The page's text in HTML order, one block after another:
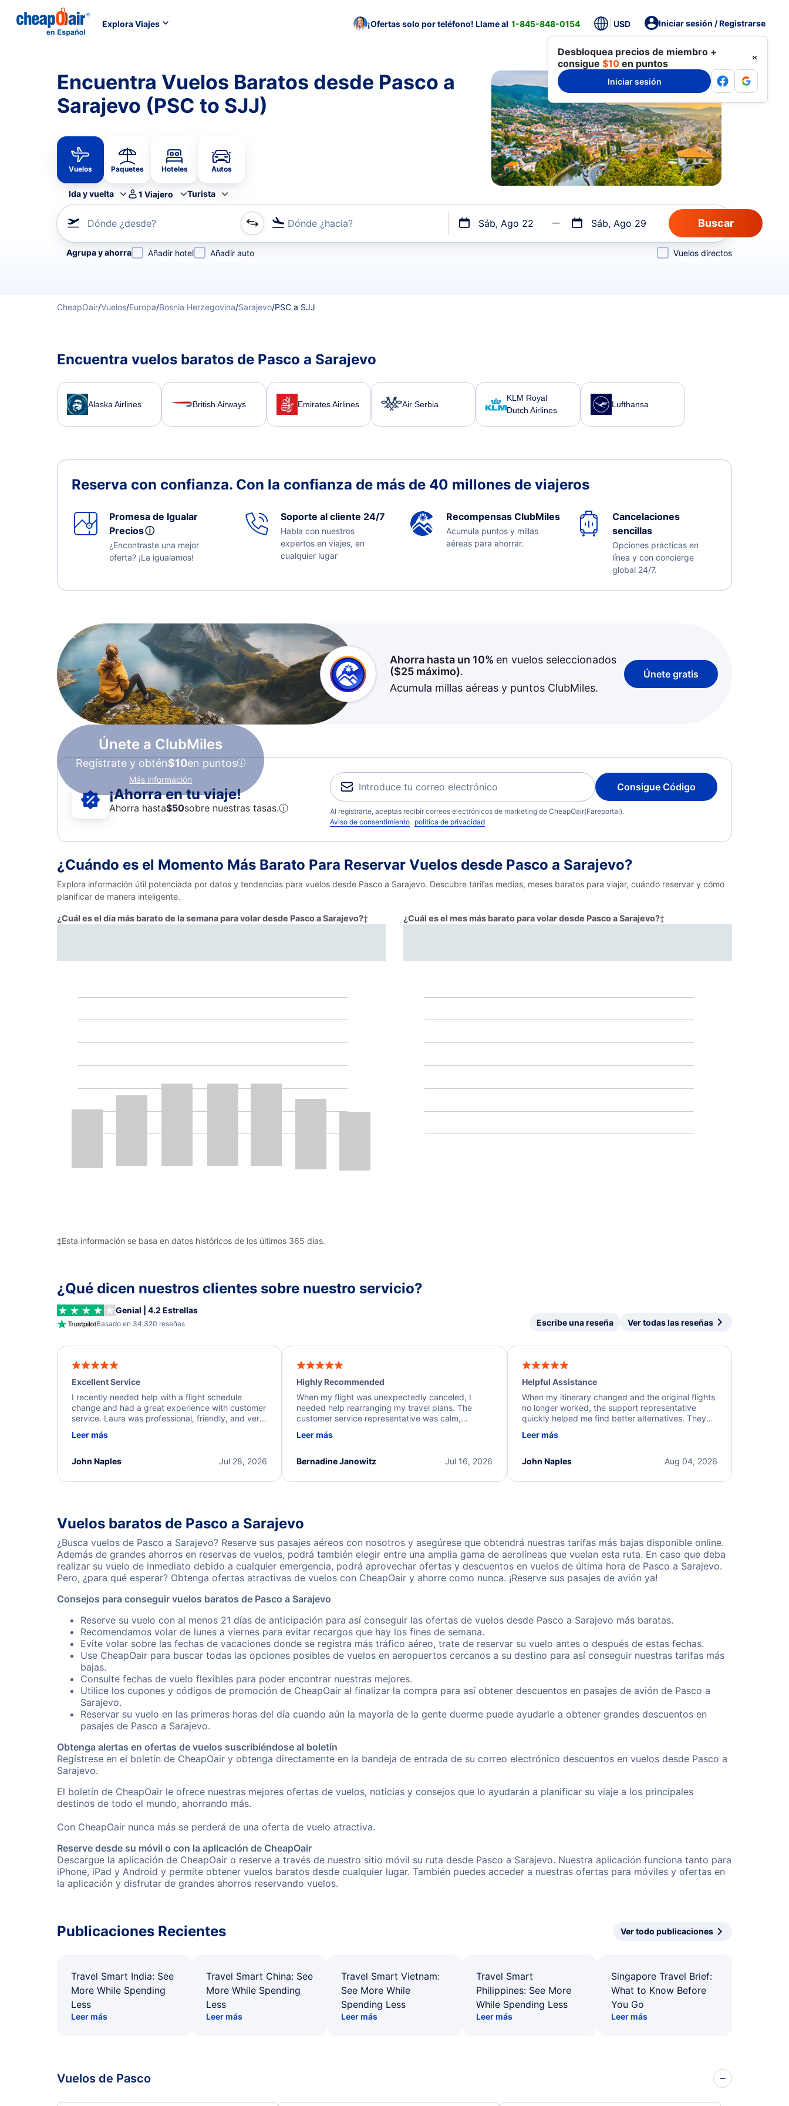
Explora Viajes ¡Ofertas solo por teléfono! Llame al 1-845-848-0154 USD Iniciar sesión / Registrarse
Desbloquea precios de miembro +
consigue $10 en puntos
Iniciar sesión
Encuentra Vuelos Baratos desde Pasco a
Sarajevo (PSC to SJJ)
Vuelos Paquetes Hoteles Autos
Ida y vuelta 1 Viajero Turista
Dónde ¿desde? Dónde ¿hacia? Sáb, Ago 22 Sáb, Ago 29
Refina tu búsqueda por aerolínea, por ciudad o aeropuerto o por vuelos directos
Agrupa y ahorra Añadir hotel Añadir auto Vuelos directos
CheapOair/Vuelos/Europa/Bosnia Herzegovina/Sarajevo/PSC a SJJ
Encuentra vuelos baratos de Pasco a Sarajevo
Alaska Airlines British Airways Emirates Airlines Air Serbia
KLM Royal
Dutch Airlines
Lufthansa
Reserva con confianza. Con la confianza de más de 40 millones de viajeros
Promesa de Igualar
Preciosⓘ
¿Encontraste una mejor
oferta? ¡La igualamos!
Soporte al cliente 24/7
Habla con nuestros
expertos en viajes, en
cualquier lugar
Recompensas ClubMiles
Acumula puntos y millas
aéreas para ahorrar.
Cancelaciones
sencillas
Opciones prácticas en
línea y con concierge
global 24/7.
Únete a ClubMiles
Regístrate y obtén$10en puntos
Más información
Ahorra hasta un 10% en vuelos seleccionados
($25máximo).
Acumula millas aéreas y puntos ClubMiles.
Únete gratis
¡Ahorra en tu viaje!
Ahorra hasta$50sobre nuestras tasas.ⓘ
Consigue Código
Al registrarte, aceptas recibir correos electrónicos de marketing de CheapOair(Fareportal).
Aviso de consentimiento política de privacidad
¿Cuándo es el Momento Más Barato Para Reservar Vuelos desde Pasco a Sarajevo?
Explora información útil potenciada por datos y tendencias para vuelos desde Pasco a Sarajevo. Descubre tarifas medias, meses baratos para viajar, cuándo reservar y cómo
planificar de manera inteligente.
¿Cuál es el día más barato de la semana para volar desde Pasco a Sarajevo?‡ ¿Cuál es el mes más barato para volar desde Pasco a Sarajevo?‡
‡Esta información se basa en datos históricos de los últimos 365 días.
¿Qué dicen nuestros clientes sobre nuestro servicio?
Genial | 4.2 Estrellas
Basado en 34,320 reseñas Escribe una reseña Ver todas las reseñas
Excellent Service
I recently needed help with a flight schedule
change and had a great experience with customer
service. Laura was professional, friendly, and very
a solution and kept me informed of the next steps.
Leer más
Jul 28, 2026
John Naples
Highly Recommended
When my flight was unexpectedly canceled, I
needed help rearranging my travel plans. The
customer service representative was calm,
process. They quickly found alternative flight
I truly appreciate the excellent support and
Leer más
Jul 16, 2026
Bernadine Janowitz
Helpful Assistance
When my itinerary changed and the original flights
no longer worked, the support representative
quickly helped me find better alternatives. They
beyond to resolve the issue. I'm grateful for the
Leer más
Aug 04, 2026
John Naples
Vuelos baratos de Pasco a Sarajevo
¿Busca vuelos de Pasco a Sarajevo? Reserve sus pasajes aéreos con nosotros y asegúrese que obtendrá nuestras tarifas más bajas disponible online.
Además de grandes ahorros en reservas de vuelos, podrá también elegir entre una amplia gama de aerolíneas que vuelan esta ruta. En caso que deba
realizar su vuelo de inmediato debido a cualquier emergencia, podrá aprovechar ofertas y descuentos en vuelos de última hora de Pasco a Sarajevo.
Pero, ¿para qué esperar? Obtenga ofertas atractivas de vuelos con CheapOair y ahorre como nunca. ¡Reserve sus pasajes de avión ya!
Consejos para conseguir vuelos baratos de Pasco a Sarajevo
Reserve su vuelo con al menos 21 días de anticipación para así conseguir las ofertas de vuelos desde Pasco a Sarajevo más baratas.
Recomendamos volar de lunes a viernes para evitar recargos que hay los fines de semana.
Evite volar sobre las fechas de vacaciones donde se registra más tráfico aéreo, trate de reservar su vuelo antes o después de estas fechas.
Use CheapOair para buscar todas las opciones posibles de vuelos en aeropuertos cercanos a su destino para así conseguir nuestras tarifas más
bajas.
Consulte fechas de vuelo flexibles para poder encontrar nuestras mejores.
Utilice los cupones y códigos de promoción de CheapOair al finalizar la compra para así obtener descuentos en pasajes de avión de Pasco a
Sarajevo.
Reservar su vuelo en las primeras horas del día cuando aún la mayoría de la gente duerme puede ayudarle a obtener grandes descuentos en
pasajes de Pasco a Sarajevo.
Obtenga alertas en ofertas de vuelos suscribiéndose al boletín
Regístrese en el boletín de CheapOair y obtenga directamente en la bandeja de entrada de su correo electrónico descuentos en vuelos desde Pasco a
Sarajevo.
El boletín de CheapOair le ofrece nuestras mejores ofertas de vuelos, noticias y consejos que lo ayudarán a planificar su viaje a los principales
destinos de todo el mundo, ahorrando más.
Con CheapOair nunca más se perderá de una oferta de vuelo atractiva.
Reserve desde su móvil o con la aplicación de CheapOair
Descargue la aplicación de CheapOair o reserve a través de nuestro sitio móvil su ruta desde Pasco a Sarajevo. Nuestra aplicación funciona tanto para
iPhone, iPad y Android y permite obtener vuelos baratos desde cualquier lugar. También puedes acceder a nuestras ofertas para móviles y ofertas en
la aplicación y disfrutar de grandes ahorros reservando vuelos.
Publicaciones Recientes Ver todo publicaciones
Travel Smart India: See
More While Spending
Less
Leer más
Travel Smart China: See
More While Spending
Less
Leer más
Travel Smart Vietnam:
See More While
Spending Less
Leer más
Travel Smart
Philippines: See More
While Spending Less
Leer más
Singapore Travel Brief:
What to Know Before
You Go
Leer más
Vuelos de Pasco